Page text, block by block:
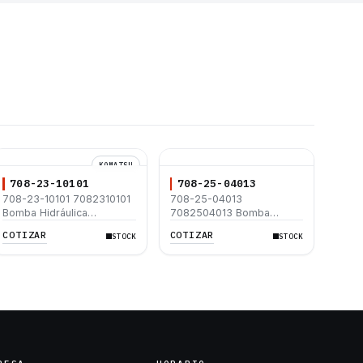
KOMATSU
708-23-10101
708-23-10101 7082310101
Bomba Hidráulica
PC100-3 PC100L-3
COTIZAR STOCK
708-25-04013
708-25-04013
7082504013 Bomba
PC200-5 PC200LC-5
COTIZAR STOCK